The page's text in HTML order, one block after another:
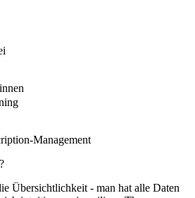
Management
Übersichtlichkeit - man hat alle Daten